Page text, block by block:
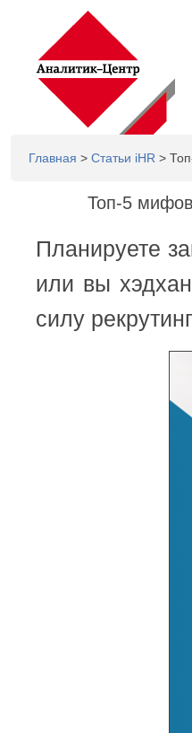
Главная > Статьи iHR >
Топ-5
Планируете
или вы
силу